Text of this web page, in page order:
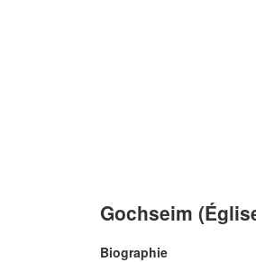
Gochseim
Biographie